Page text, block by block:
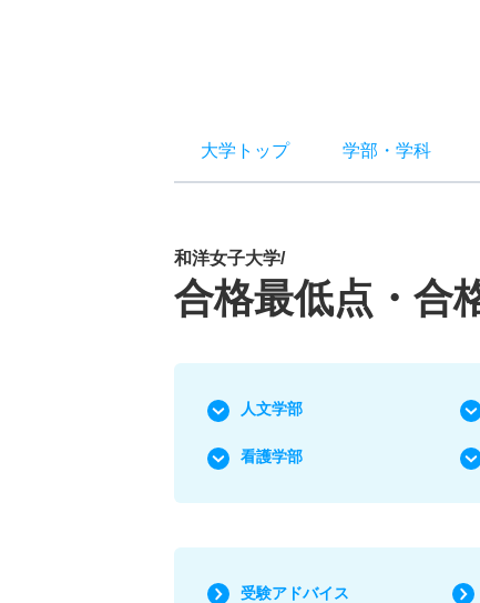
大学トップ 学部 ・ 学科
和洋女子大学/
合格最低点・合
人文学部
看護学部
受験アドバイス